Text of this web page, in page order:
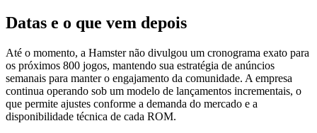
Datas e o que vem depois
Até o momento, a Hamster não divulgou um cronograma exato para
os próximos 800 jogos, mantendo sua estratégia de anúncios
semanais para manter o engajamento da comunidade. A empresa
continua operando sob um modelo de lançamentos incrementais, o
que permite ajustes conforme a demanda do mercado e a
disponibilidade técnica de cada ROM.